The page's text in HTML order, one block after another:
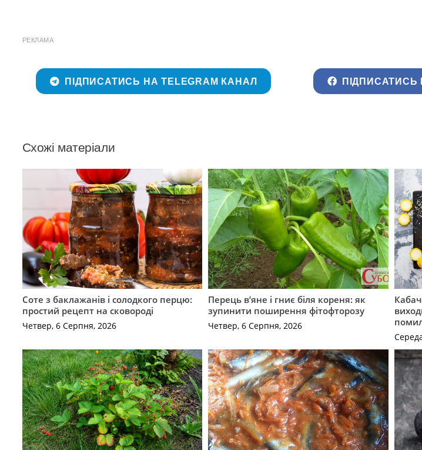
РЕКЛАМА
ПІДПИСАТИСЬ НА TELEGRAM КАНАЛ ПІДПИСАТИСЬ
Схожі матеріали
Соте з баклажанів і солодкого перцю:
простий рецепт на сковороді
Четвер, 6 Серпня, 2026
Перець в’яне і гниє біля кореня: як
зупинити поширення фітофторозу
Четвер, 6 Серпня, 2026